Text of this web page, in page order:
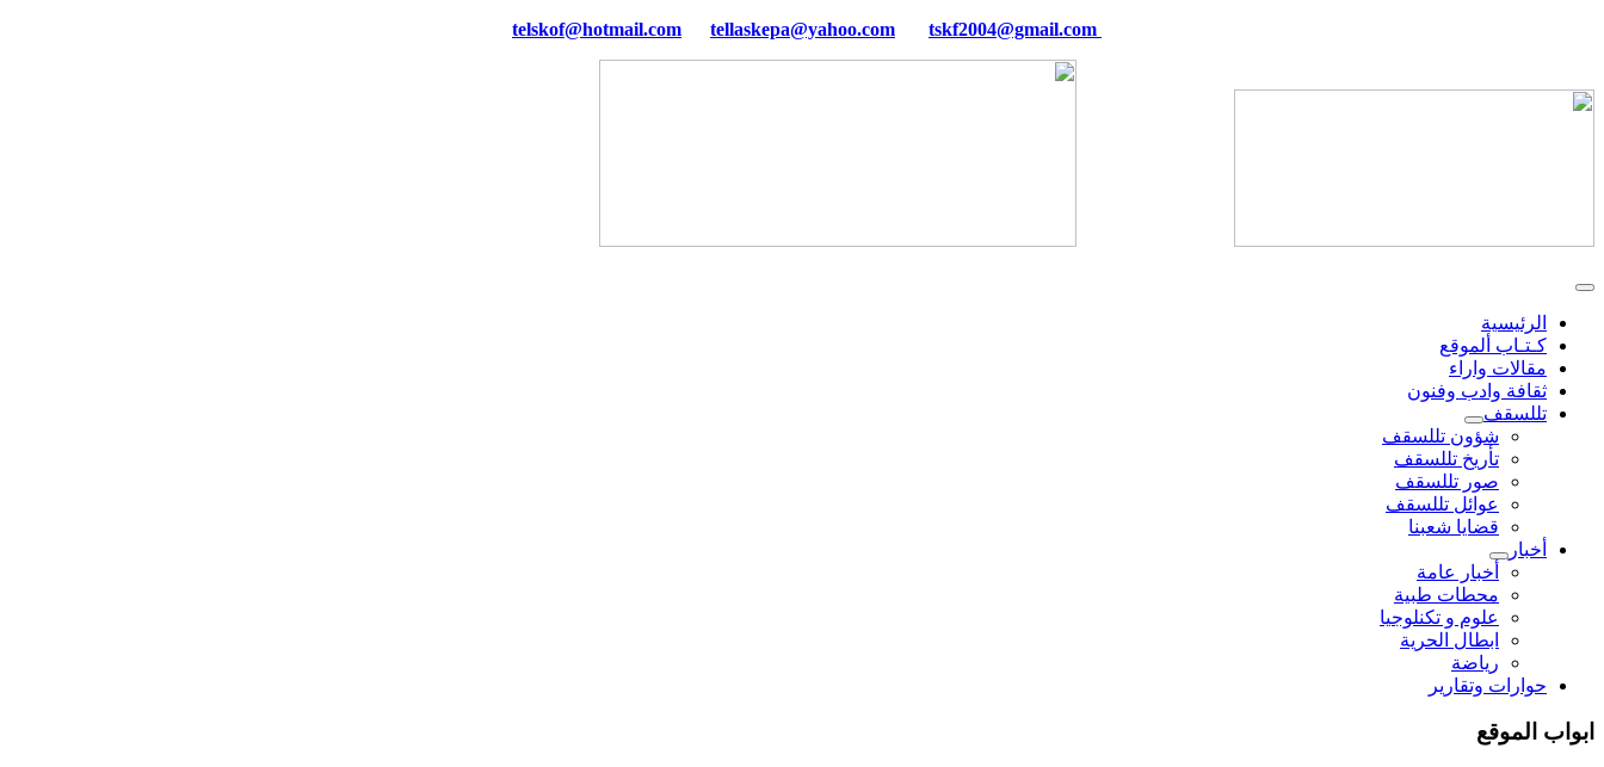
tellaskepa@yahoo.com tskf2004@gmail.com
الرئيسية
كـتـاب ألموقع
مقالات واراء
ثقافة وادب وفنون
تللسقف
شؤون تللسقف
تأريخ تللسقف
صور تللسقف
عوائل تللسقف
قضايا شعبنا
أخبار
أخبار عامة
محطات طبية
علوم و تکنلوجیا
ابطال الحرية
رياضة
حوارات وتقارير
ابواب الموقع